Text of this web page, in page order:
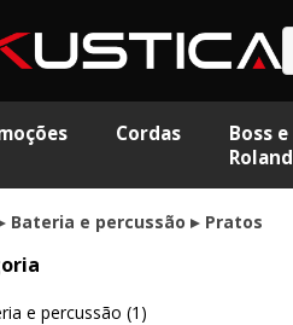
Cordas
Boss e
Roland
Bateria e percussão Pratos
e percussão (1)